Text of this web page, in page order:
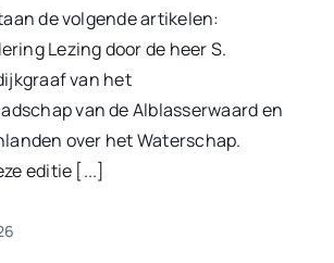
de volgende artikelen:
Lezing door de heer S.
van het
van de Alblasserwaard en
over het Waterschap.
editie [...]